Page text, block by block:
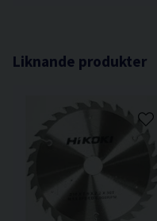
Liknande produkter